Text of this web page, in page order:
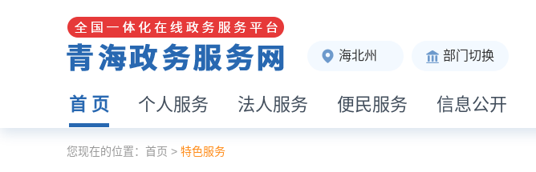
海北州 部门切换
首 页 个人服务 法人服务 便民服务 信息公开
您现在的位置： 首页 > 特色服务